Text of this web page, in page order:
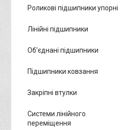
Роликові підшипники упорні
Лінійні підшипники
Об'єднані підшипники
Підшипники ковзання
Закріпні втулки
Системи лінійного
переміщення